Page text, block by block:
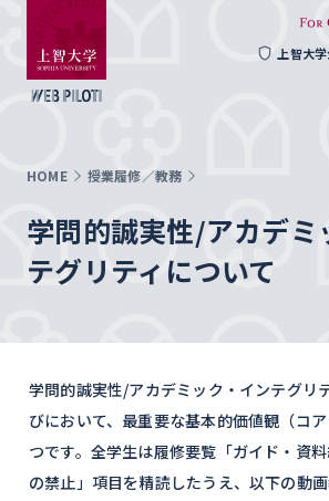
上智大
HOME 授業履修／教務
学問的誠実性/アカデミ
テグリティについて
学問的誠実性/アカデミック・インテグリ
びにおいて、最重要な基本的価値観（コ
つです。全学生は履修要覧「ガイド・資
の禁止」項目を精読したうえ、以下の動